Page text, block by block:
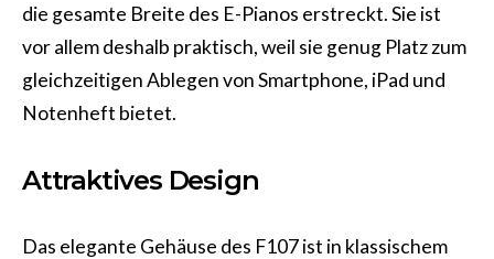
die gesamte Breite des E-Pianos erstreckt. Sie ist
vor allem deshalb praktisch, weil sie genug Platz zum
gleichzeitigen Ablegen von Smartphone, iPad und
Notenheft bietet.
Attraktives Design
Das elegante Gehäuse des F107 ist in klassischem